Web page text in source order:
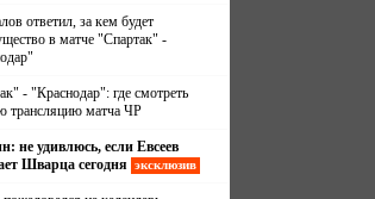
ответил, за кем будет
в матче "Спартак" -
- "Краснодар": где смотреть
трансляцию матча ЧР
не удивлюсь, если Евсеев
Шварца сегодня
эксклюзив